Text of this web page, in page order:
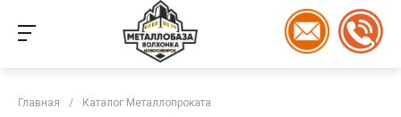
Главная / Каталог Металлопроката